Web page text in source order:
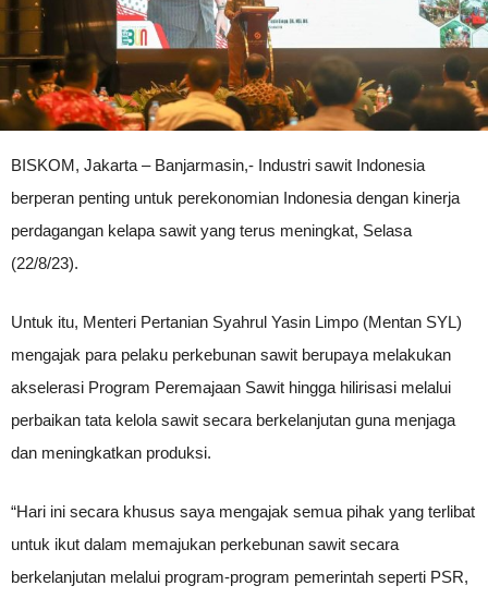
BISKOM, Jakarta – Banjarmasin,- Industri sawit Indonesia
berperan penting untuk perekonomian Indonesia dengan kinerja
perdagangan kelapa sawit yang terus meningkat, Selasa
(22/8/23).
Untuk itu, Menteri Pertanian Syahrul Yasin Limpo (Mentan SYL)
mengajak para pelaku perkebunan sawit berupaya melakukan
akselerasi Program Peremajaan Sawit hingga hilirisasi melalui
perbaikan tata kelola sawit secara berkelanjutan guna menjaga
dan meningkatkan produksi.
“Hari ini secara khusus saya mengajak semua pihak yang terlibat
untuk ikut dalam memajukan perkebunan sawit secara
berkelanjutan melalui program-program pemerintah seperti PSR,